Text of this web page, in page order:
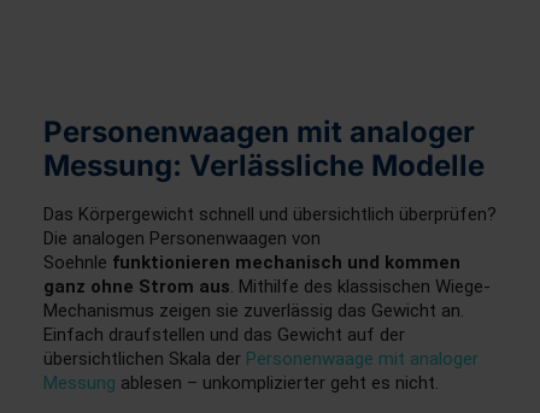
Personenwaagen mit analoger
Messung: Verlässliche Modelle
Das Körpergewicht schnell und übersichtlich überprüfen?
Die analogen Personenwaagen von
Soehnle funktionieren mechanisch und kommen
ganz ohne Strom aus. Mithilfe des klassischen Wiege-
Mechanismus zeigen sie zuverlässig das Gewicht an.
Einfach draufstellen und das Gewicht auf der
übersichtlichen Skala der Personenwaage mit analoger
Messung ablesen – unkomplizierter geht es nicht.